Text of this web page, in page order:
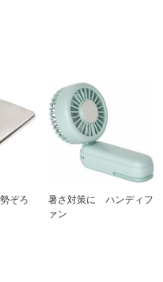
ぞろ
暑さ対策に ハンディフ
ァン